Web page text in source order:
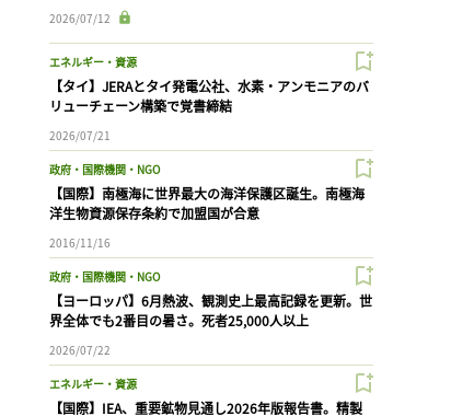
2026/07/12
エネルギー・資源
【タイ】JERAとタイ発電公社、水素・アンモニアのバ
リューチェーン構築で覚書締結
2026/07/21
政府・国際機関・NGO
【国際】南極海に世界最大の海洋保護区誕生。南極海
洋生物資源保存条約で加盟国が合意
2016/11/16
政府・国際機関・NGO
【ヨーロッパ】6月熱波、観測史上最高記録を更新。世
界全体でも2番目の暑さ。死者25,000人以上
2026/07/22
エネルギー・資源
【国際】IEA、重要鉱物見通し2026年版報告書。精製